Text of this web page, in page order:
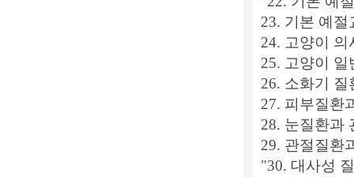
23. 기본 예
24. 고양이 의
25. 고양이 일
26. 소화기 질
27. 피부질환
28. 눈질환과
29. 관절질환
"30. 대사성